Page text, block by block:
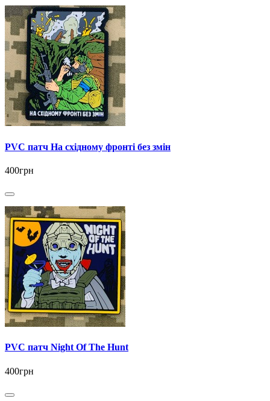
PVC патч На східному фронті без змін
400грн
PVC патч Night Of The Hunt
400грн